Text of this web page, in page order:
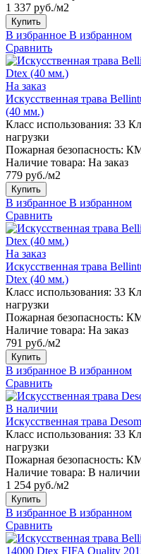
1 337 руб./м2
Купить
В избранное В избранном
Сравнить
На заказ
Искусственная трава
(40 мм.)
Класс использования: 33
нагрузки
Пожарная безопасность:
Наличие товара: На заказ
779 руб./м2
Купить
В избранное В избранном
Сравнить
На заказ
Искусственная трава
Dtex (40 мм.)
Класс использования: 33
нагрузки
Пожарная безопасность:
Наличие товара: На заказ
791 руб./м2
Купить
В избранное В избранном
Сравнить
В наличии
Искусственная трава
Класс использования: 33
нагрузки
Пожарная безопасность:
Наличие товара: В наличии
1 254 руб./м2
Купить
В избранное В избранном
Сравнить